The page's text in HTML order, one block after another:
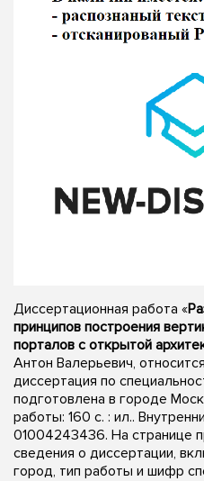
Диссертационная работа «
принципов построения
порталов с открытой
Антон Валерьевич,
диссертация по
подготовлена в городе
работы: 160 с. : ил..
01004243436. На странице
сведения о диссертации,
город, тип работы и шифр